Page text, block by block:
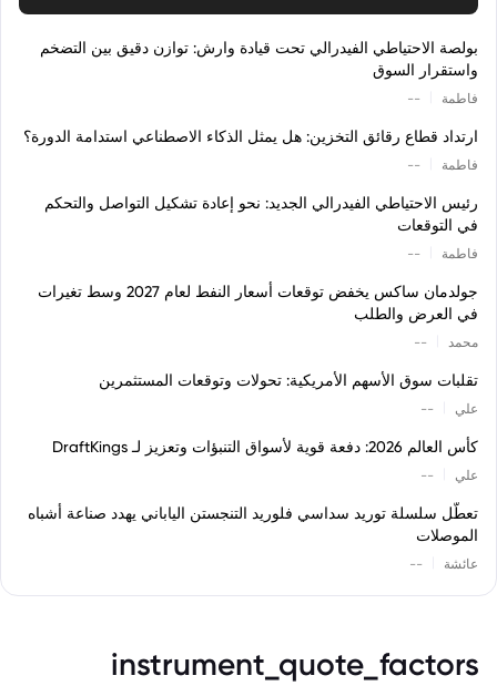
بولصة الاحتياطي الفيدرالي تحت قيادة وارش: توازن دقيق بين التضخم
واستقرار السوق
فاطمة --
ارتداد قطاع رقائق التخزين: هل يمثل الذكاء الاصطناعي استدامة الدورة؟
فاطمة --
رئيس الاحتياطي الفيدرالي الجديد: نحو إعادة تشكيل التواصل والتحكم
في التوقعات
فاطمة --
جولدمان ساكس يخفض توقعات أسعار النفط لعام 2027 وسط تغيرات
في العرض والطلب
محمد --
تقلبات سوق الأسهم الأمريكية: تحولات وتوقعات المستثمرين
علي --
كأس العالم 2026: دفعة قوية لأسواق التنبؤات وتعزيز لـ DraftKings
علي --
تعطّل سلسلة توريد سداسي فلوريد التنجستن الياباني يهدد صناعة أشباه
الموصلات
عائشة --
instrument_quote_factors